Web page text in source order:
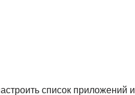
список приложений и